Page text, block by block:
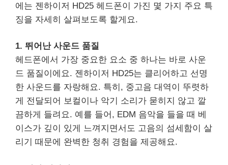
에는 젠하이저 HD25 헤드폰이 가진 몇 가지 주요 특
징을 자세히 살펴보도록 할게요.
1. 뛰어난 사운드 품질
헤드폰에서 가장 중요한 요소 중 하나는 바로 사운
드 품질이에요. 젠하이저 HD25는 클리어하고 선명
한 사운드를 자랑해요. 특히, 중고음 대역이 뚜렷하
게 전달되어 보컬이나 악기 소리가 묻히지 않고 깔
끔하게 들려요. 예를 들어, EDM 음악을 들을 때 베
이스가 깊이 있게 느껴지면서도 고음의 섬세함이 살
리기 때문에 완벽한 청취 경험을 제공해요.